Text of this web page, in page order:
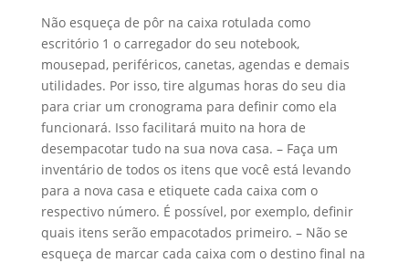
Não esqueça de pôr na caixa rotulada como
escritório 1 o carregador do seu notebook,
mousepad, periféricos, canetas, agendas e demais
utilidades. Por isso, tire algumas horas do seu dia
para criar um cronograma para definir como ela
funcionará. Isso facilitará muito na hora de
desempacotar tudo na sua nova casa. – Faça um
inventário de todos os itens que você está levando
para a nova casa e etiquete cada caixa com o
respectivo número. É possível, por exemplo, definir
quais itens serão empacotados primeiro. – Não se
esqueça de marcar cada caixa com o destino final na